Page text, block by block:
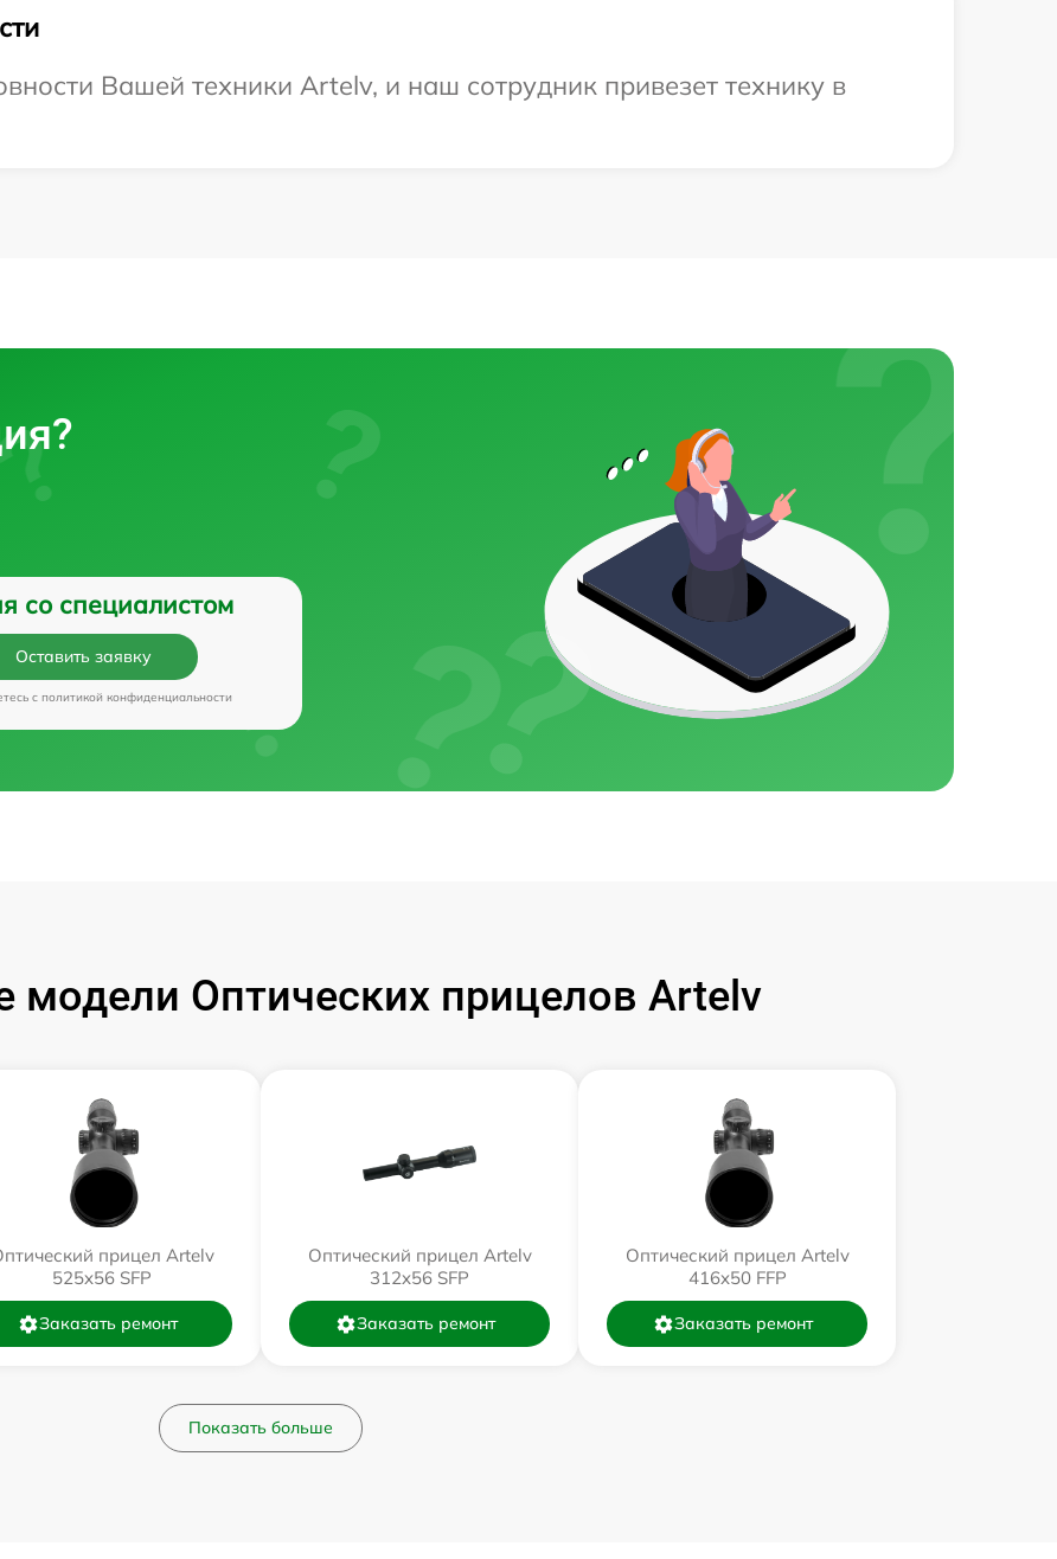
Вашей техники Artelv, и наш сотрудник привезет технику в
со специалистом
Оставить заявку
c политикой конфиденциальности
модели Оптических прицелов Artelv
прицел Artelv
525x56 SFP
Заказать ремонт
Оптический прицел Artelv
312x56 SFP
Заказать ремонт
Оптический прицел Artelv
416x50 FFP
Заказать ремонт
Показать больше